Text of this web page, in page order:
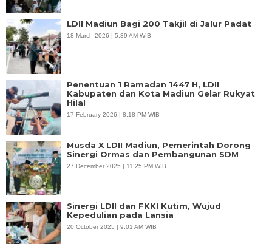
LDII Madiun Bagi 200 Takjil di Jalur Padat
18 March 2026 | 5:39 AM WIB
Penentuan 1 Ramadan 1447 H, LDII
Kabupaten dan Kota Madiun Gelar Rukyat
Hilal
17 February 2026 | 8:18 PM WIB
Musda X LDII Madiun, Pemerintah Dorong
Sinergi Ormas dan Pembangunan SDM
27 December 2025 | 11:25 PM WIB
Sinergi LDII dan FKKI Kutim, Wujud
Kepedulian pada Lansia
20 October 2025 | 9:01 AM WIB